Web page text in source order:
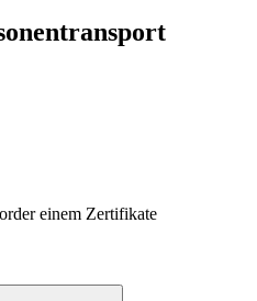
einem Zertifikate